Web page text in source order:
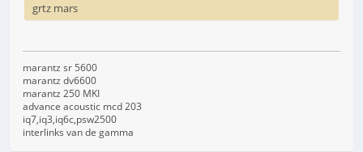
grtz mars
marantz sr 5600
marantz dv6600
marantz 250 MKI
advance acoustic mcd 203
iq7,iq3,iq6c,psw2500
interlinks van de gamma